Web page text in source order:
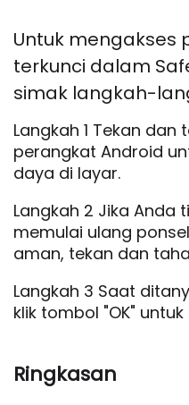
Untuk mengakses
terkunci dalam
simak langkah-
Langkah 1 Tekan
perangkat Android
daya di layar.
Langkah 2 Jika Anda
memulai ulang
aman, tekan dan
Langkah 3 Saat
klik tombol "OK"
Ringkasan